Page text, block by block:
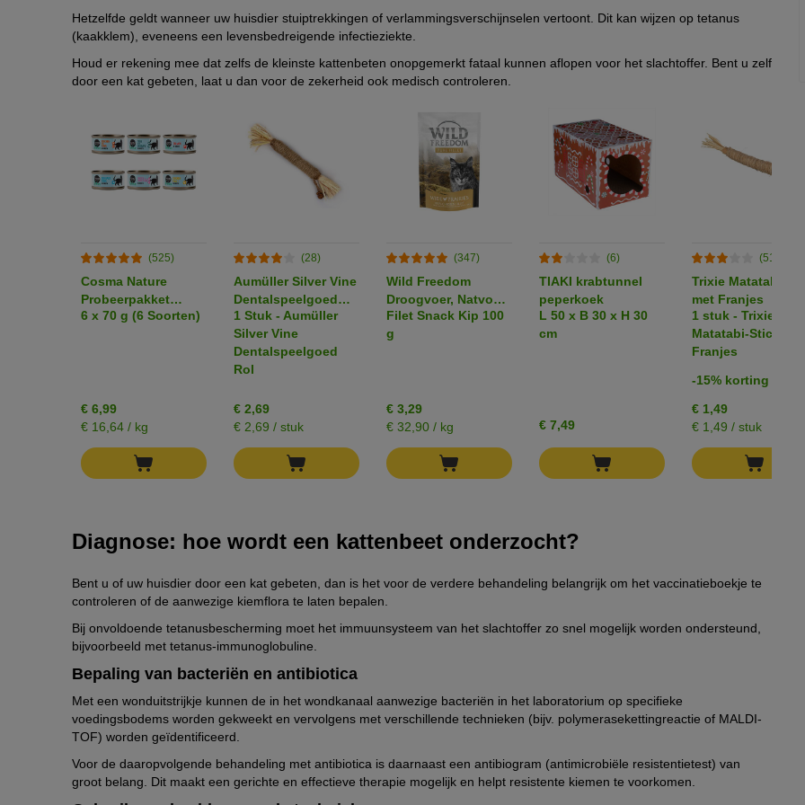
Hetzelfde geldt wanneer uw huisdier stuiptrekkingen of verlammingsverschijnselen vertoont. Dit kan wijzen op tetanus
(kaakklem), eveneens een levensbedreigende infectieziekte.
Houd er rekening mee dat zelfs de kleinste kattenbeten onopgemerkt fataal kunnen aflopen voor het slachtoffer. Bent u zelf
door een kat gebeten, laat u dan voor de zekerheid ook medisch controleren.
(525)
Cosma Nature
Probeerpakket
Kattenvoer
6 x 70 g (6 Soorten)
€ 6,99
€ 16,64 / kg
(28)
Aumüller Silver Vine
Dentalspeelgoed
Rol
1 Stuk - Aumüller
Silver Vine
Dentalspeelgoed
Rol
€ 2,69
€ 2,69 / stuk
(347)
Wild Freedom
Droogvoer, Natvoer
of Snacks voor een
probeerprijs!
Filet Snack Kip 100
g
€ 3,29
€ 32,90 / kg
(6)
TIAKI krabtunnel
peperkoek
L 50 x B 30 x H 30
cm
€ 7,49
(51)
Trixie Matatabi-
met Franjes
1 stuk - Trixie
Matatabi-Stick met
Franjes
-15% korting
€ 1,49
€ 1,49 / stuk
Diagnose: hoe wordt een kattenbeet onderzocht?
Bent u of uw huisdier door een kat gebeten, dan is het voor de verdere behandeling belangrijk om het vaccinatieboekje te
controleren of de aanwezige kiemflora te laten bepalen.
Bij onvoldoende tetanusbescherming moet het immuunsysteem van het slachtoffer zo snel mogelijk worden ondersteund,
bijvoorbeeld met tetanus-immunoglobuline.
Bepaling van bacteriën en antibiotica
Met een wonduitstrijkje kunnen de in het wondkanaal aanwezige bacteriën in het laboratorium op specifieke
voedingsbodems worden gekweekt en vervolgens met verschillende technieken (bijv. polymerasekettingreactie of MALDI-
TOF) worden geïdentificeerd.
Voor de daaropvolgende behandeling met antibiotica is daarnaast een antibiogram (antimicrobiële resistentietest) van
groot belang. Dit maakt een gerichte en effectieve therapie mogelijk en helpt resistente kiemen te voorkomen.